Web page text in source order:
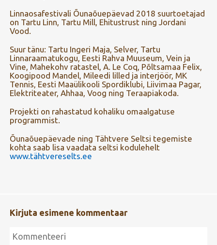
Linnaosafestivali Õunaõuepäevad 2018 suurtoetajad
on Tartu Linn, Tartu Mill, Ehitustrust ning Jordani
Vood.
Suur tänu: Tartu Ingeri Maja, Selver, Tartu
Linnaraamatukogu, Eesti Rahva Muuseum, Vein ja
Vine, Mahekohv ratastel, A. Le Coq, Põltsamaa Felix,
Koogipood Mandel, Mileedi lilled ja interjöör, MK
Tennis, Eesti Maaülikooli Spordiklubi, Liivimaa Pagar,
Elektriteater, Ahhaa, Voog ning Teraapiakoda.
Projekti on rahastatud kohaliku omaalgatuse
programmist.
Õunaõuepäevade ning Tähtvere Seltsi tegemiste
kohta saab lisa vaadata seltsi kodulehelt
www.tähtvereselts.ee
Kirjuta esimene kommentaar